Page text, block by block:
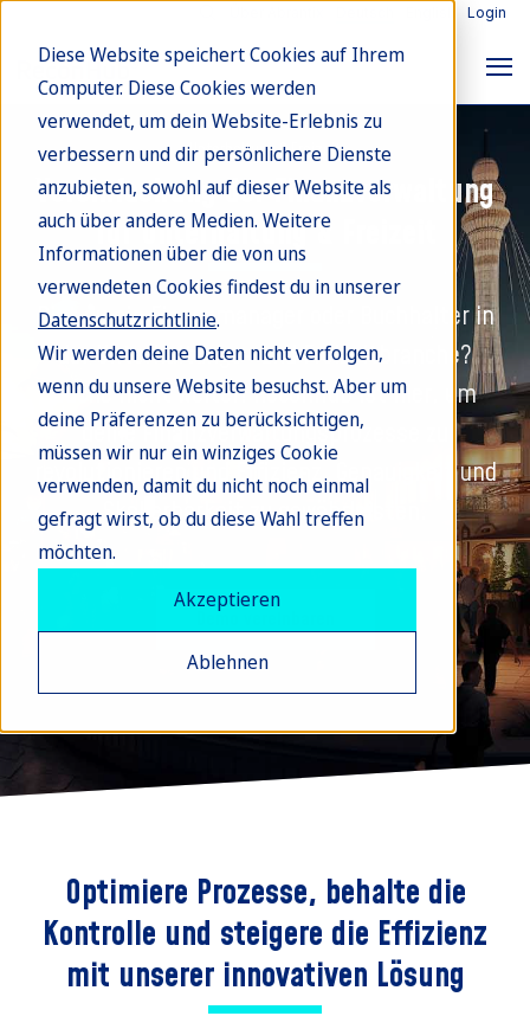
Diese Website speichert Cookies auf Ihrem
Computer. Diese Cookies werden
verwendet, um dein Website-Erlebnis zu
verbessern und dir persönlichere Dienste
anzubieten, sowohl auf dieser Website als
auch über andere Medien. Weitere
Informationen über die von uns
verwendeten Cookies findest du in unserer
Datenschutzrichtlinie.
Wir werden deine Daten nicht verfolgen,
wenn du unsere Website besuchst. Aber um
deine Präferenzen zu berücksichtigen,
müssen wir nur ein winziges Cookie
verwenden, damit du nicht noch einmal
gefragt wirst, ob du diese Wahl treffen
möchten.
Akzeptieren
Ablehnen
Login
Unterhaltung & Freizeit
Vereinfachung der Finanzverwaltung
für Unterhaltung & Freizeit
Bist du ein Finanzmanager oder Buchhalter in
der Unterhaltungs- und Freizeitbranche?
Suche nicht weiter! ReconHub ist hier, um
deine Finanzverwaltungsprozesse zu
revolutionieren und Effizienz, Genauigkeit und
Skalierbarkeit zu gewährleisten.
Demo vereinbaren
Optimiere Prozesse, behalte die
Kontrolle und steigere die Effizienz
mit unserer innovativen Lösung